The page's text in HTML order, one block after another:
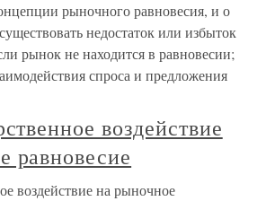
рыночного равновесия, и о
недостаток или избыток
рынок не находится в равновесии;
спроса и предложения
воздействие
равновесие
воздействие на рыночное